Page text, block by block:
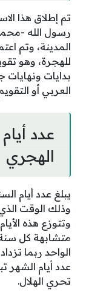
تم إطلاق هذا
رسول الله -
المدينة، وتم
للهجرة، وهو
بدايات ونهايات
العربي أو
عدد
الهجري
وذلك الوقت
متشابهة كل سنة
الواحد ربما
تحري الهلال.